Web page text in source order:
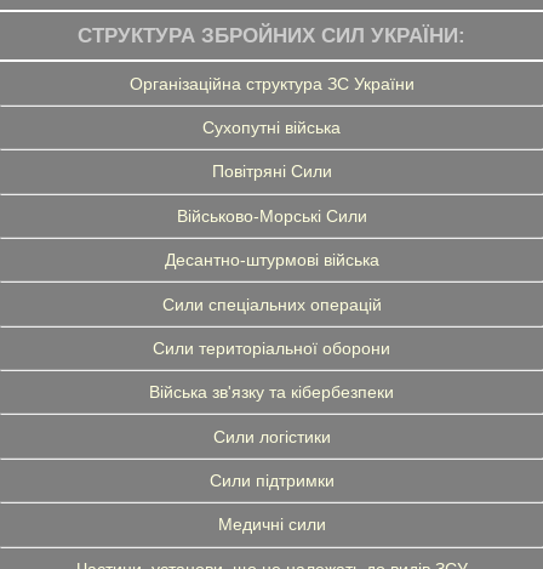
СТРУКТУРА ЗБРОЙНИХ СИЛ УКРАЇНИ:
Організаційна структура ЗС України
Сухопутні війська
Повітряні Сили
Військово-Морські Сили
Десантно-штурмові війська
Сили спеціальних операцій
Сили територіальної оборони
Війська зв'язку та кібербезпеки
Сили логістики
Сили підтримки
Медичні сили